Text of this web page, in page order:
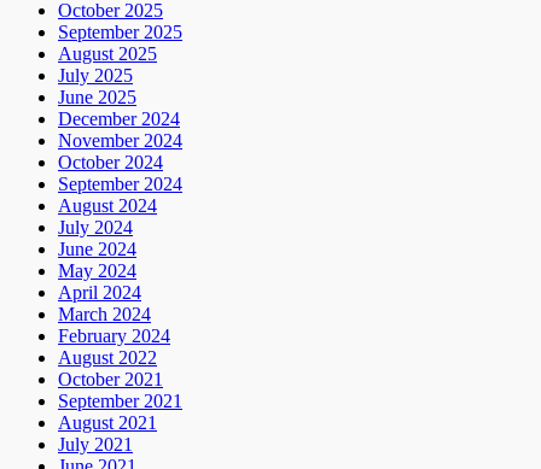
October 2025
September 2025
August 2025
July 2025
June 2025
December 2024
November 2024
October 2024
September 2024
August 2024
July 2024
June 2024
May 2024
April 2024
March 2024
February 2024
August 2022
October 2021
September 2021
August 2021
July 2021